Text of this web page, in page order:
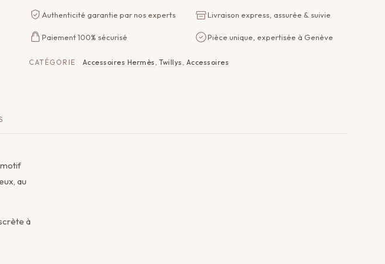
Authenticité garantie par nos experts Livraison express, assurée & suivie
Paiement 100% sécurisé Pièce unique, expertisée à Genève
CATÉGORIE Accessoires Hermès , Twillys , Accessoires
motif
au
à